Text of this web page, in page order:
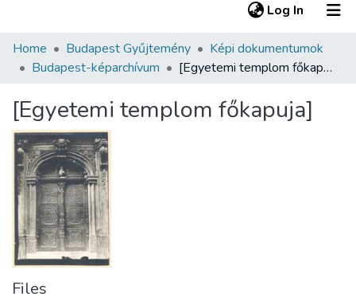
Log In (current)
Communities & Collections
Statistics
About us
Home Budapest Gyűjtemény
Képi dokumentumok
Budapest-képarchívum
[Egyetemi templom főkapuja]
[Egyetemi templom főkapuja]
Files